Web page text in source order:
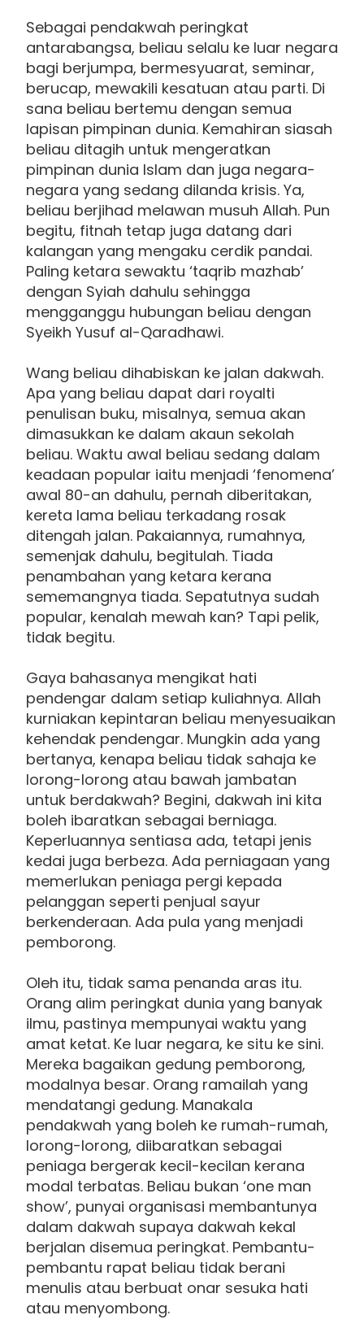
Sebagai pendakwah peringkat
antarabangsa, beliau selalu ke luar negara
bagi berjumpa, bermesyuarat, seminar,
berucap, mewakili kesatuan atau parti. Di
sana beliau bertemu dengan semua
lapisan pimpinan dunia. Kemahiran siasah
beliau ditagih untuk mengeratkan
pimpinan dunia Islam dan juga negara-
negara yang sedang dilanda krisis. Ya,
beliau berjihad melawan musuh Allah. Pun
begitu, fitnah tetap juga datang dari
kalangan yang mengaku cerdik pandai.
Paling ketara sewaktu ‘taqrib mazhab’
dengan Syiah dahulu sehingga
mengganggu hubungan beliau dengan
Syeikh Yusuf al-Qaradhawi.
Wang beliau dihabiskan ke jalan dakwah.
Apa yang beliau dapat dari royalti
penulisan buku, misalnya, semua akan
dimasukkan ke dalam akaun sekolah
beliau. Waktu awal beliau sedang dalam
keadaan popular iaitu menjadi ‘fenomena’
awal 80-an dahulu, pernah diberitakan,
kereta lama beliau terkadang rosak
ditengah jalan. Pakaiannya, rumahnya,
semenjak dahulu, begitulah. Tiada
penambahan yang ketara kerana
sememangnya tiada. Sepatutnya sudah
popular, kenalah mewah kan? Tapi pelik,
tidak begitu.
Gaya bahasanya mengikat hati
pendengar dalam setiap kuliahnya. Allah
kurniakan kepintaran beliau menyesuaikan
kehendak pendengar. Mungkin ada yang
bertanya, kenapa beliau tidak sahaja ke
lorong-lorong atau bawah jambatan
untuk berdakwah? Begini, dakwah ini kita
boleh ibaratkan sebagai berniaga.
Keperluannya sentiasa ada, tetapi jenis
kedai juga berbeza. Ada perniagaan yang
memerlukan peniaga pergi kepada
pelanggan seperti penjual sayur
berkenderaan. Ada pula yang menjadi
pemborong.
Oleh itu, tidak sama penanda aras itu.
Orang alim peringkat dunia yang banyak
ilmu, pastinya mempunyai waktu yang
amat ketat. Ke luar negara, ke situ ke sini.
Mereka bagaikan gedung pemborong,
modalnya besar. Orang ramailah yang
mendatangi gedung. Manakala
pendakwah yang boleh ke rumah-rumah,
lorong-lorong, diibaratkan sebagai
peniaga bergerak kecil-kecilan kerana
modal terbatas. Beliau bukan ‘one man
show’, punyai organisasi membantunya
dalam dakwah supaya dakwah kekal
berjalan disemua peringkat. Pembantu-
pembantu rapat beliau tidak berani
menulis atau berbuat onar sesuka hati
atau menyombong.